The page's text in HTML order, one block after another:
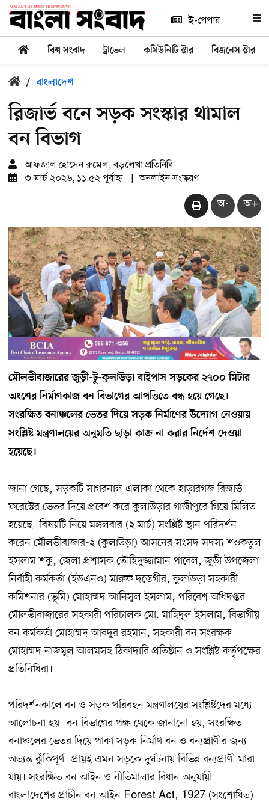
ই-পেপার
বিশ্ব সংবাদ ট্রাভেল কমিউনিটি স্টার বিজনেস স্টার
/ বাংলাদেশ
রিজার্ভ বনে সড়ক সংস্কার থামাল
বন বিভাগ
আফজাল হোসেন রুমেল, বড়লেখা প্রতিনিধি
৩ মার্চ ২০২৬, ১১:৫২ পূর্বাহ্ন
অনলাইন সংস্করণ
অ- অ+
মৌলভীবাজারের জুড়ী-টু-কুলাউড়া বাইপাস সড়কের ২৭০০ মিটার
অংশের নির্মাণকাজ বন বিভাগের আপত্তিতে বন্ধ হয়ে গেছে।
সংরক্ষিত বনাঞ্চলের ভেতর দিয়ে সড়ক নির্মাণের উদ্যোগ নেওয়ায়
সংশ্লিষ্ট মন্ত্রণালয়ের অনুমতি ছাড়া কাজ না করার নির্দেশ দেওয়া
হয়েছে।
জানা গেছে, সড়কটি সাগরনাল এলাকা থেকে হাড়ারগজ রিজার্ভ
ফরেস্টের ভেতর দিয়ে প্রবেশ করে কুলাউড়ার গাজীপুরে গিয়ে মিলিত
হয়েছে। বিষয়টি নিয়ে মঙ্গলবার (২ মার্চ) সংশ্লিষ্ট স্থান পরিদর্শন
করেন মৌলভীবাজার-২ (কুলাউড়া) আসনের সংসদ সদস্য শওকতুল
ইসলাম শকু, জেলা প্রশাসক তৌহিদুজ্জামান পাবেল, জুড়ী উপজেলা
নির্বাহী কর্মকর্তা (ইউএনও) মারুফ দস্তেগীর, কুলাউড়া সহকারী
কমিশনার (ভূমি) মোহাম্মদ আনিসুল ইসলাম, পরিবেশ অধিদপ্তর
মৌলভীবাজারের সহকারী পরিচালক মো. মাহিদুল ইসলাম, বিভাগীয়
বন কর্মকর্তা মোহাম্মদ আবদুর রহমান, সহকারী বন সংরক্ষক
মোহাম্মদ নাজমুল আলমসহ ঠিকাদারি প্রতিষ্ঠান ও সংশ্লিষ্ট কর্তৃপক্ষের
প্রতিনিধিরা।
পরিদর্শনকালে বন ও সড়ক পরিবহন মন্ত্রণালয়ের সংশ্লিষ্টদের মধ্যে
আলোচনা হয়। বন বিভাগের পক্ষ থেকে জানানো হয়, সংরক্ষিত
বনাঞ্চলের ভেতর দিয়ে পাকা সড়ক নির্মাণ বন ও বন্যপ্রাণীর জন্য
অত্যন্ত ঝুঁকিপূর্ণ। প্রায়ই এমন সড়কে দুর্ঘটনায় বিভিন্ন বন্যপ্রাণী মারা
যায়। সংরক্ষিত বন আইন ও নীতিমালার বিধান অনুযায়ী
বাংলাদেশের প্রাচীন বন আইন Forest Act, 1927 (সংশোধিত)